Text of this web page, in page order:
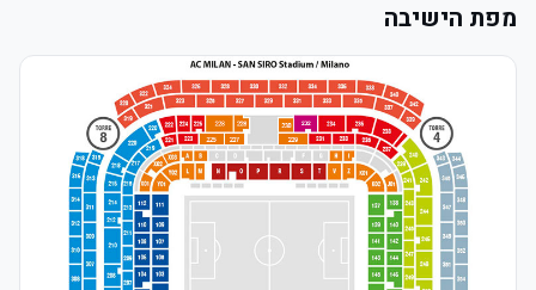
מפת הישיבה